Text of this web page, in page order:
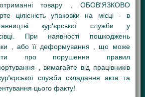
товару , ОБОВ'ЯЗКОВО
цілісність упаковки на місці - в
кур'єрської служби у
При наявності пошкоджень
, або її деформування , що може
про порушення правил
, вимагайте від працівників
служби складання акта та
цього факту!